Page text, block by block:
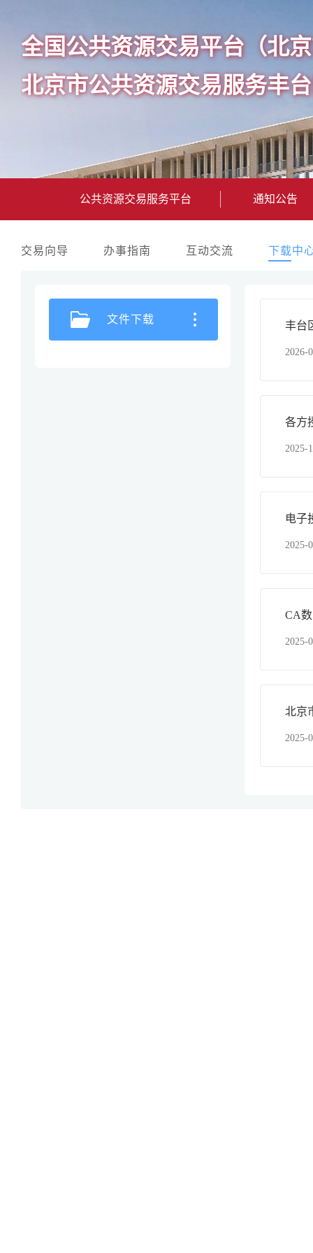
全国公共资源交易平台（北
北京市公共资源交易服务丰
公共资源交易服务平台 通知公告
交易向导 办事指南 互动交流 下载中
文件下载
丰台
2026-
各方
2025-
电子
2025-
CA
2025-
北京
2025-